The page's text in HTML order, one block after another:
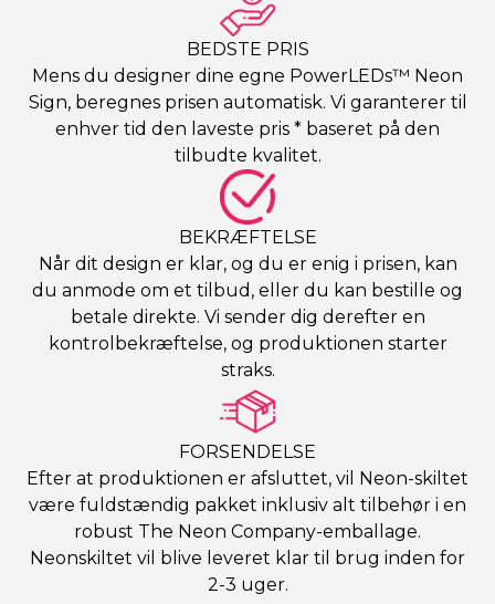
BEDSTE PRIS
Mens du designer dine egne PowerLEDs™ Neon
Sign, beregnes prisen automatisk. Vi garanterer til
enhver tid den laveste pris * baseret på den
tilbudte kvalitet.
BEKRÆFTELSE
Når dit design er klar, og du er enig i prisen, kan
du anmode om et tilbud, eller du kan bestille og
betale direkte. Vi sender dig derefter en
kontrolbekræftelse, og produktionen starter
straks.
FORSENDELSE
Efter at produktionen er afsluttet, vil Neon-skiltet
være fuldstændig pakket inklusiv alt tilbehør i en
robust The Neon Company-emballage.
Neonskiltet vil blive leveret klar til brug inden for
2-3 uger.